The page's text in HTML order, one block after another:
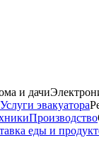
и дачи
Услуги эвакуатора
Производство
еды и